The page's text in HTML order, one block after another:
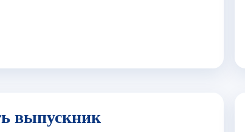
выпускник